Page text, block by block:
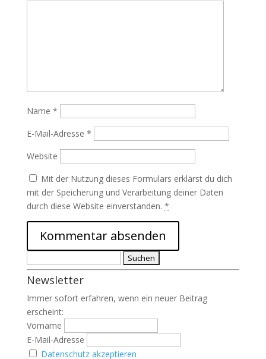
Name *
E-Mail-Adresse *
Website
Mit der Nutzung dieses Formulars erklärst du dich
mit der Speicherung und Verarbeitung deiner Daten
durch diese Website einverstanden. *
nach:
Newsletter
Immer sofort erfahren, wenn ein neuer Beitrag
erscheint:
Vorname
E-Mail-Adresse
Datenschutz akzeptieren